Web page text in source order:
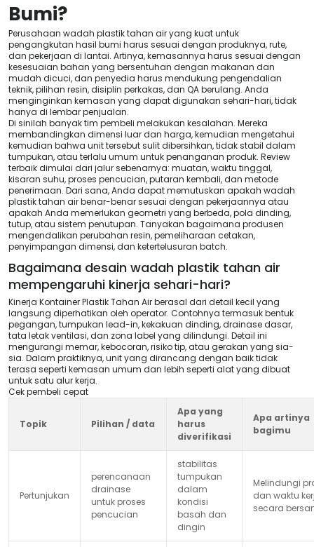
Bumi?
Perusahaan wadah plastik tahan air yang kuat untuk
pengangkutan hasil bumi harus sesuai dengan produknya, rute,
dan pekerjaan di lantai. Artinya, kemasannya harus sesuai dengan
kesesuaian bahan yang bersentuhan dengan makanan dan
mudah dicuci, dan penyedia harus mendukung pengendalian
teknik, pilihan resin, disiplin perkakas, dan QA berulang. Anda
menginginkan kemasan yang dapat digunakan sehari-hari, tidak
hanya di lembar penjualan.
Di sinilah banyak tim pembeli melakukan kesalahan. Mereka
membandingkan dimensi luar dan harga, kemudian mengetahui
kemudian bahwa unit tersebut sulit dibersihkan, tidak stabil dalam
tumpukan, atau terlalu umum untuk penanganan produk. Review
terbaik dimulai dari jalur sebenarnya: muatan, waktu tinggal,
kisaran suhu, proses pencucian, putaran kembali, dan metode
penerimaan. Dari sana, Anda dapat memutuskan apakah wadah
plastik tahan air benar-benar sesuai dengan pekerjaannya atau
apakah Anda memerlukan geometri yang berbeda, pola dinding,
tutup, atau sistem penutupan. Tanyakan bagaimana produsen
mengendalikan perubahan resin, pemeliharaan cetakan,
penyimpangan dimensi, dan ketertelusuran batch.
Bagaimana desain wadah plastik tahan air
mempengaruhi kinerja sehari-hari?
Kinerja Kontainer Plastik Tahan Air berasal dari detail kecil yang
langsung diperhatikan oleh operator. Contohnya termasuk bentuk
pegangan, tumpukan lead-in, kekakuan dinding, drainase dasar,
tata letak ventilasi, dan zona label yang dilindungi. Detail ini
mengurangi memar, kebocoran, risiko tip, atau gerakan yang sia-
sia. Dalam praktiknya, unit yang dirancang dengan baik tidak
terasa seperti kemasan umum dan lebih seperti alat yang dibuat
untuk satu alur kerja.
Cek pembeli cepat
Topik Pilihan / data
Apa yang
harus
diverifikasi
Apa artinya
bagimu
Pertunjukan
perencanaan
drainase
untuk proses
pencucian
stabilitas
tumpukan
dalam
kondisi
basah dan
dingin
Melindungi
dan waktu
secara